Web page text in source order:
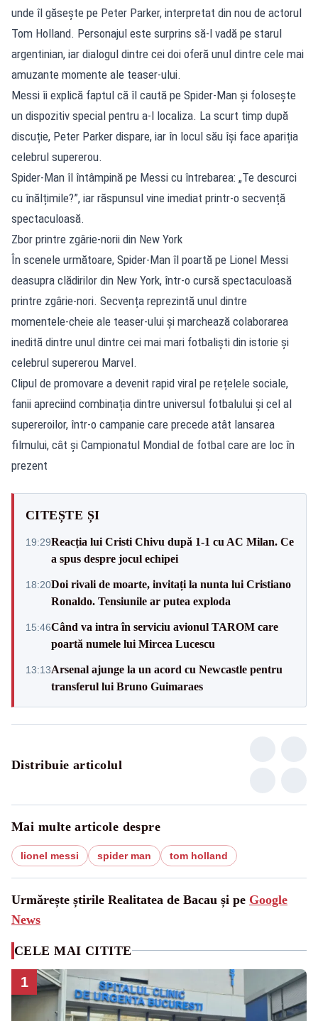
unde îl găsește pe Peter Parker, interpretat din nou de actorul
Tom Holland. Personajul este surprins să-l vadă pe starul
argentinian, iar dialogul dintre cei doi oferă unul dintre cele mai
amuzante momente ale teaser-ului.
Messi îi explică faptul că îl caută pe Spider-Man și folosește
un dispozitiv special pentru a-l localiza. La scurt timp după
discuție, Peter Parker dispare, iar în locul său își face apariția
celebrul supererou.
Spider-Man îl întâmpină pe Messi cu întrebarea: „Te descurci
cu înălțimile?”, iar răspunsul vine imediat printr-o secvență
spectaculoasă.
Zbor printre zgârie-norii din New York
În scenele următoare, Spider-Man îl poartă pe Lionel Messi
deasupra clădirilor din New York, într-o cursă spectaculoasă
printre zgârie-nori. Secvența reprezintă unul dintre
momentele-cheie ale teaser-ului și marchează colaborarea
inedită dintre unul dintre cei mai mari fotbaliști din istorie și
celebrul supererou Marvel.
Clipul de promovare a devenit rapid viral pe rețelele sociale,
fanii apreciind combinația dintre universul fotbalului și cel al
supereroilor, într-o campanie care precede atât lansarea
filmului, cât și Campionatul Mondial de fotbal care are loc în
prezent
CITEȘTE ȘI
19:29Reacția lui Cristi Chivu după 1-1 cu AC Milan. Ce
a spus despre jocul echipei
18:20Doi rivali de moarte, invitați la nunta lui Cristiano
Ronaldo. Tensiunile ar putea exploda
15:46Când va intra în serviciu avionul TAROM care
poartă numele lui Mircea Lucescu
13:13Arsenal ajunge la un acord cu Newcastle pentru
transferul lui Bruno Guimaraes
Distribuie articolul
Mai multe articole despre
lionel messi spider man tom holland
Urmărește știrile Realitatea de Bacau și pe Google
News
CELE MAI CITITE
1